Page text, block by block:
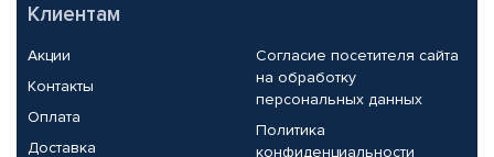
Клиентам
Акции
Контакты
Оплата
Доставка
Согласие посетителя сайта
на обработку
персональных данных
Политика
конфиденциальности